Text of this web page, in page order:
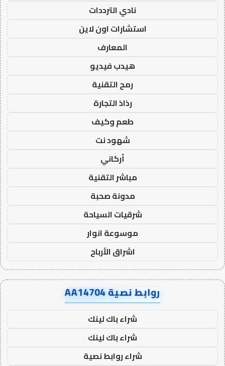
نادي الترددات
استشارات اون لاين
المعارف
هيدب فيديو
رمح التقنية
رذاذ التجارة
طعم وكيف
شهود نت
أركاني
مباشر التقنية
مدونة صحبة
شرقيات السياحة
موسوعة انوار
اشراق الأرباح
روابط نصية AA14704
شراء باك لينك
شراء باك لينك
شراء روابط نصية